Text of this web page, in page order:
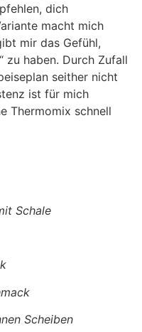
dich
macht mich
mir das Gefühl,
zu haben. Durch Zufall
seither nicht
ist für mich
Thermomix schnell
Schale
Scheiben